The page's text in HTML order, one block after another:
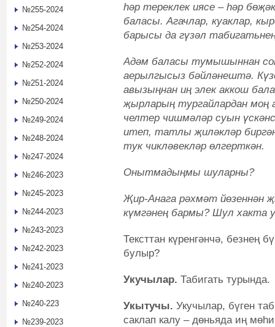
һәр тереклек иясе – һәр
баласы. Агачлар, куаклар,
барысы да гүзәл
Адәм баласы тумышыннан
аерылгысыз бәйләнештә.
авызыңнан иң элек аккош
җырларың тургайлардан моң
челтер чишмәләр суын
итеп, татлы җиләкләр
тук чикләвекләр өлгерткән.
Онытмадыңмы шуларны?
Җир-Анага рәхмәт йөзеннән
күмгәнең бармы? Шул хакта
Тексттан күренгәнчә, безнең
булыр?
Укучылар. Табигать турында.
Укытучы. Укучылар, бүген
саклап калу – дөньяда иң
№255-2024
№254-2024
№253-2024
№252-2024
№251-2024
№250-2024
№249-2024
№248-2024
№247-2024
№246-2023
№245-2023
№244-2023
№243-2023
№242-2023
№241-2023
№240-2023
№240-223
№239-2023